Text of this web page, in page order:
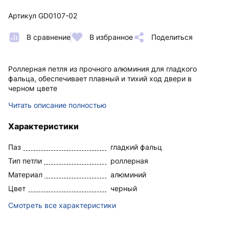
Артикул GD0107-02
В сравнение В избранное Поделиться
Роллерная петля из прочного алюминия для гладкого
фальца, обеспечивает плавный и тихий ход двери в
черном цвете
Читать описание полностью
Характеристики
Паз
гладкий фальц
Тип петли
роллерная
Материал
алюминий
Цвет
черный
Смотреть все характеристики